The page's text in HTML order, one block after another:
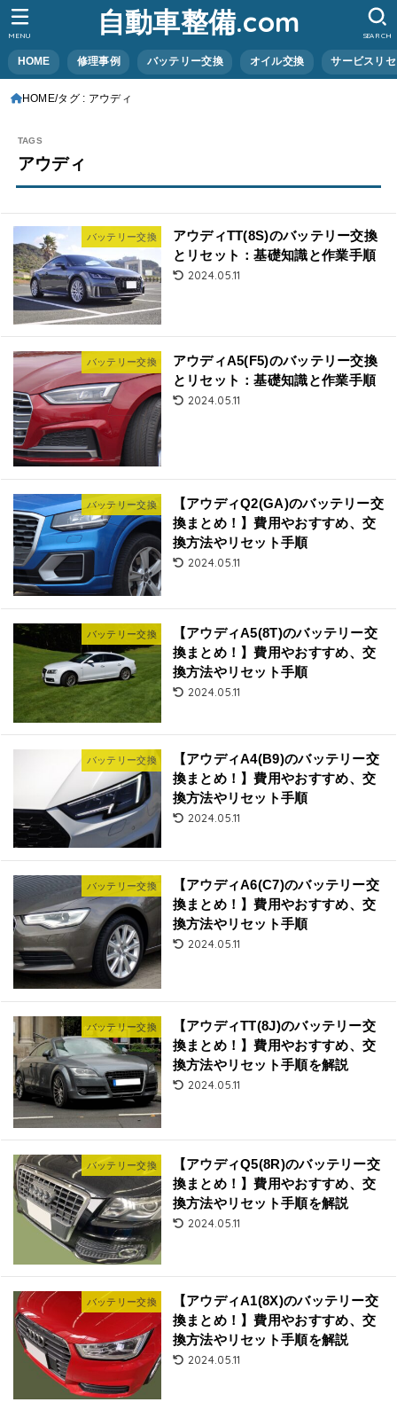
自動車整備.com
HOME 修理事例 バッテリー交換 オイル交換 サービスリ
SEARCH
MENU
HOME タグ : アウディ
アウディ
バッテリー交換
アウディTT(8S)のバッテリー交換
とリセット：基礎知識と作業手順
2024.05.11
バッテリー交換
アウディA5(F5)のバッテリー交換
とリセット：基礎知識と作業手順
2024.05.11
バッテリー交換
【アウディQ2(GA)のバッテリー交
換まとめ！】費用やおすすめ、交
換方法やリセット手順
2024.05.11
バッテリー交換
【アウディA5(8T)のバッテリー交
換まとめ！】費用やおすすめ、交
換方法やリセット手順
2024.05.11
バッテリー交換
【アウディA4(B9)のバッテリー交
換まとめ！】費用やおすすめ、交
換方法やリセット手順
2024.05.11
バッテリー交換
【アウディA6(C7)のバッテリー交
換まとめ！】費用やおすすめ、交
換方法やリセット手順
2024.05.11
バッテリー交換
【アウディTT(8J)のバッテリー交
換まとめ！】費用やおすすめ、交
換方法やリセット手順を解説
2024.05.11
バッテリー交換
【アウディQ5(8R)のバッテリー交
換まとめ！】費用やおすすめ、交
換方法やリセット手順を解説
2024.05.11
バッテリー交換
【アウディA1(8X)のバッテリー交
換まとめ！】費用やおすすめ、交
換方法やリセット手順を解説
2024.05.11